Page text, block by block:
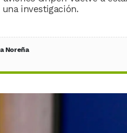
investigación.
Noreña